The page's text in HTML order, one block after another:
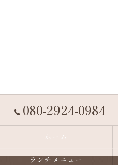
080-2924-0984
ホーム
ランチメニュー